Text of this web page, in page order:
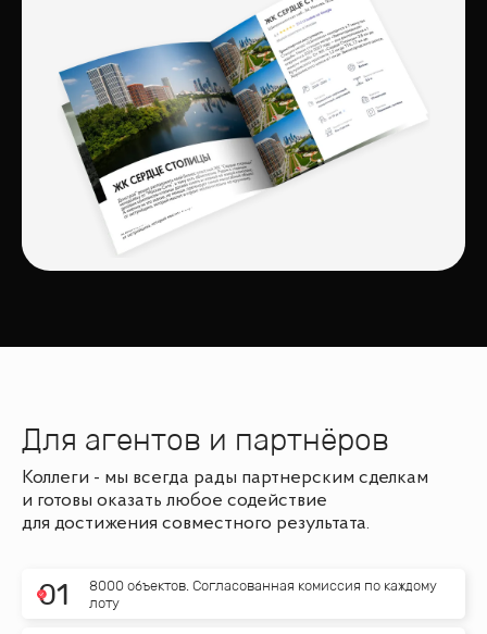
Для агентов и партнёров
Коллеги - мы всегда рады партнерским сделкам
и готовы оказать любое содействие
для достижения совместного результата.
01
8000 объектов. Согласованная комиссия по каждому
лоту